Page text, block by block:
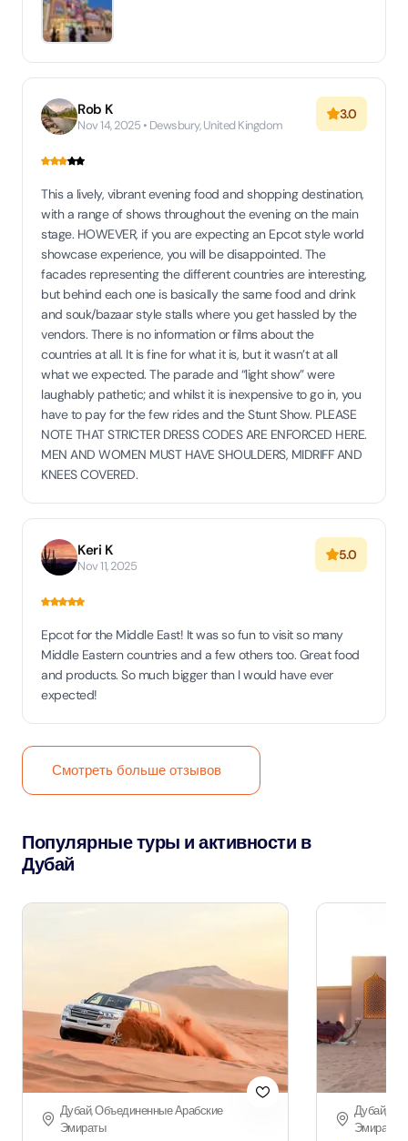
Rob K
Nov 14, 2025 • Dewsbury, United Kingdom
3.0
This a lively, vibrant evening food and shopping destination,
with a range of shows throughout the evening on the main
stage. HOWEVER, if you are expecting an Epcot style world
showcase experience, you will be disappointed. The
facades representing the different countries are interesting,
but behind each one is basically the same food and drink
and souk/bazaar style stalls where you get hassled by the
vendors. There is no information or films about the
countries at all. It is fine for what it is, but it wasn’t at all
what we expected. The parade and “light show” were
laughably pathetic; and whilst it is inexpensive to go in, you
have to pay for the few rides and the Stunt Show. PLEASE
NOTE THAT STRICTER DRESS CODES ARE ENFORCED HERE.
MEN AND WOMEN MUST HAVE SHOULDERS, MIDRIFF AND
KNEES COVERED.
Keri K
Nov 11, 2025
5.0
Epcot for the Middle East! It was so fun to visit so many
Middle Eastern countries and a few others too. Great food
and products. So much bigger than I would have ever
expected!
Смотреть больше отзывов
Популярные туры и активности в
Дубай
Дубай, Объединенные Арабские
Эмираты
Дубай,
Эмираты